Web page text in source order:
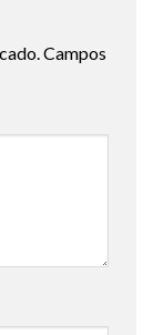
Campos